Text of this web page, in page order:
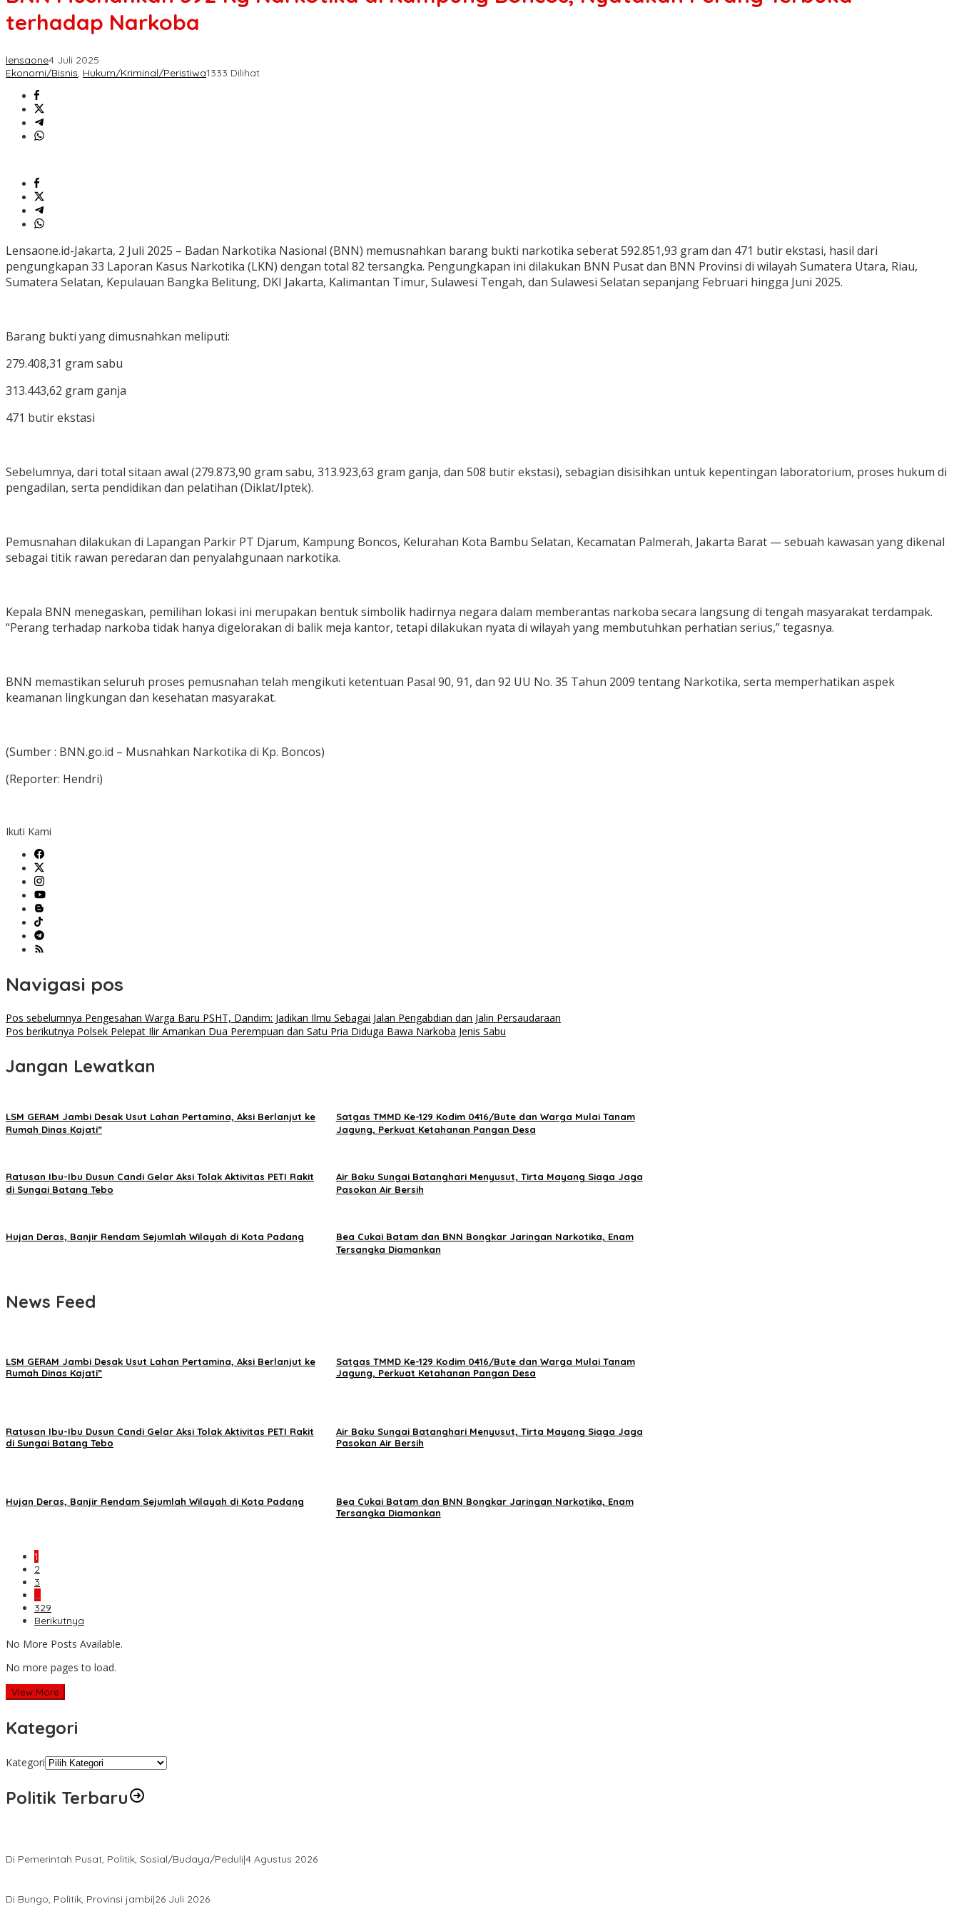
terhadap Narkoba
lensaone4 Juli 2025
Ekonomi/Bisnis, Hukum/Kriminal/Peristiwa1333 Dilihat
Lensaone.id-Jakarta, 2 Juli 2025 – Badan Narkotika Nasional (BNN) memusnahkan barang bukti narkotika seberat 592.851,93 gram dan 471 butir ekstasi, hasil dari
pengungkapan 33 Laporan Kasus Narkotika (LKN) dengan total 82 tersangka. Pengungkapan ini dilakukan BNN Pusat dan BNN Provinsi di wilayah Sumatera Utara, Riau,
Sumatera Selatan, Kepulauan Bangka Belitung, DKI Jakarta, Kalimantan Timur, Sulawesi Tengah, dan Sulawesi Selatan sepanjang Februari hingga Juni 2025.
Barang bukti yang dimusnahkan meliputi:
279.408,31 gram sabu
313.443,62 gram ganja
471 butir ekstasi
Sebelumnya, dari total sitaan awal (279.873,90 gram sabu, 313.923,63 gram ganja, dan 508 butir ekstasi), sebagian disisihkan untuk kepentingan laboratorium, proses hukum di
pengadilan, serta pendidikan dan pelatihan (Diklat/Iptek).
Pemusnahan dilakukan di Lapangan Parkir PT Djarum, Kampung Boncos, Kelurahan Kota Bambu Selatan, Kecamatan Palmerah, Jakarta Barat — sebuah kawasan yang dikenal
sebagai titik rawan peredaran dan penyalahgunaan narkotika.
Kepala BNN menegaskan, pemilihan lokasi ini merupakan bentuk simbolik hadirnya negara dalam memberantas narkoba secara langsung di tengah masyarakat terdampak.
“Perang terhadap narkoba tidak hanya digelorakan di balik meja kantor, tetapi dilakukan nyata di wilayah yang membutuhkan perhatian serius,” tegasnya.
BNN memastikan seluruh proses pemusnahan telah mengikuti ketentuan Pasal 90, 91, dan 92 UU No. 35 Tahun 2009 tentang Narkotika, serta memperhatikan aspek
keamanan lingkungan dan kesehatan masyarakat.
(Sumber : BNN.go.id – Musnahkan Narkotika di Kp. Boncos)
(Reporter: Hendri)
Ikuti Kami
Navigasi pos
Pos sebelumnya Pengesahan Warga Baru PSHT, Dandim: Jadikan Ilmu Sebagai Jalan Pengabdian dan Jalin Persaudaraan
Pos berikutnya Polsek Pelepat Ilir Amankan Dua Perempuan dan Satu Pria Diduga Bawa Narkoba Jenis Sabu
Jangan Lewatkan
LSM GERAM Jambi Desak Usut Lahan Pertamina, Aksi Berlanjut ke
Rumah Dinas Kajati”
Satgas TMMD Ke-129 Kodim 0416/Bute dan Warga Mulai Tanam
Jagung, Perkuat Ketahanan Pangan Desa
Ratusan Ibu-Ibu Dusun Candi Gelar Aksi Tolak Aktivitas PETI Rakit
di Sungai Batang Tebo
Air Baku Sungai Batanghari Menyusut, Tirta Mayang Siaga Jaga
Pasokan Air Bersih
Hujan Deras, Banjir Rendam Sejumlah Wilayah di Kota Padang
Bea Cukai Batam dan BNN Bongkar Jaringan Narkotika, Enam
Tersangka Diamankan
News Feed
LSM GERAM Jambi Desak Usut Lahan Pertamina, Aksi Berlanjut ke
Rumah Dinas Kajati”
Satgas TMMD Ke-129 Kodim 0416/Bute dan Warga Mulai Tanam
Jagung, Perkuat Ketahanan Pangan Desa
Ratusan Ibu-Ibu Dusun Candi Gelar Aksi Tolak Aktivitas PETI Rakit
di Sungai Batang Tebo
Air Baku Sungai Batanghari Menyusut, Tirta Mayang Siaga Jaga
Pasokan Air Bersih
Hujan Deras, Banjir Rendam Sejumlah Wilayah di Kota Padang
Bea Cukai Batam dan BNN Bongkar Jaringan Narkotika, Enam
Tersangka Diamankan
1
2
3
…
329
Berikutnya
No More Posts Available.
No more pages to load.
View More
Kategori
Kategori
Politik Terbaru
Di Pemerintah Pusat, Politik, Sosial/Budaya/Peduli|4 Agustus 2026
Di Bungo, Politik, Provinsi jambi|26 Juli 2026